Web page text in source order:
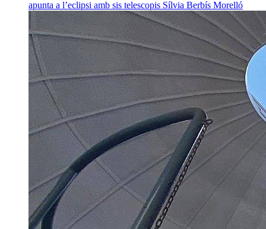
apunta a l’eclipsi amb sis telescopis Sílvia Berbís Morelló